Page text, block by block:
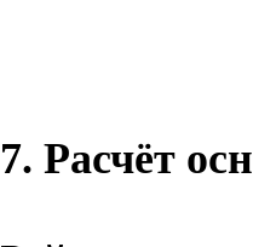
7. Расчёт